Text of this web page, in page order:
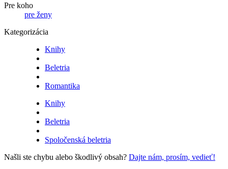
Pre koho
pre ženy
Kategorizácia
Knihy
Beletria
Romantika
Knihy
Beletria
Spoločenská beletria
Našli ste chybu alebo škodlivý obsah? Dajte nám, prosím, vedieť!